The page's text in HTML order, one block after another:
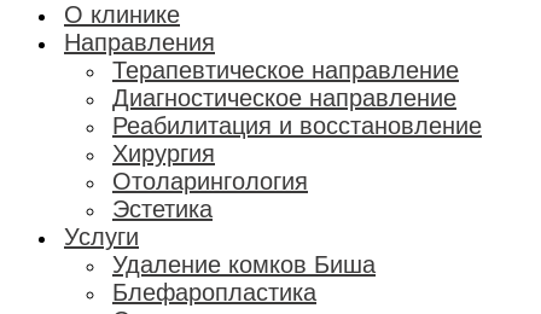
О клинике
Направления
Терапевтическое направление
Диагностическое направление
Реабилитация и восстановление
Хирургия
Отоларингология
Эстетика
Услуги
Удаление комков Биша
Блефаропластика